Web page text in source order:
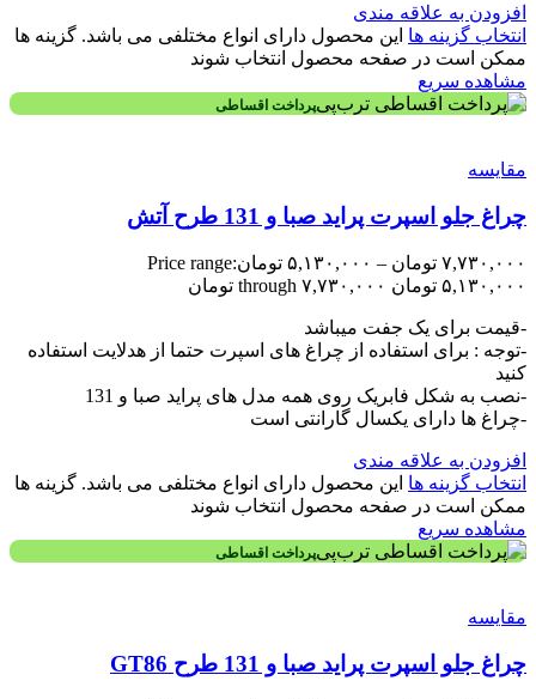
افزودن به علاقه مندی
انتخاب گزینه ها این محصول دارای انواع مختلفی می باشد. گزینه ها
ممکن است در صفحه محصول انتخاب شوند
مشاهده سریع
پرداخت اقساطی
مقایسه
چراغ جلو اسپرت پراید صبا و 131 طرح آتش
۷,۷۳۰,۰۰۰ تومان – ۵,۱۳۰,۰۰۰ تومانPrice range:
۵,۱۳۰,۰۰۰ تومان through ۷,۷۳۰,۰۰۰ تومان
-قیمت برای یک جفت میباشد
-توجه : برای استفاده از چراغ های اسپرت حتما از هدلایت استفاده
کنید
-نصب به شکل فابریک روی همه مدل های پراید صبا و 131
-چراغ ها دارای یکسال گارانتی است
افزودن به علاقه مندی
انتخاب گزینه ها این محصول دارای انواع مختلفی می باشد. گزینه ها
ممکن است در صفحه محصول انتخاب شوند
مشاهده سریع
پرداخت اقساطی
مقایسه
چراغ جلو اسپرت پراید صبا و 131 طرح GT86